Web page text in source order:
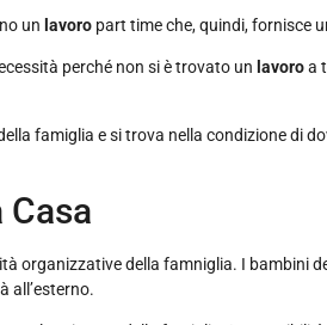
un lavoro part time che, quindi, fornisce
perché non si è trovato un lavoroa
famiglia e si trova nella condizione di
organizzative della famniglia. I bambini
all’esterno.